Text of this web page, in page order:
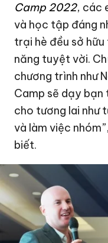
Camp 2022, các
và học tập đáng
trại hè đều sở
năng tuyệt vời.
chương trình như
Camp sẽ dạy
cho tương lai như
và làm việc
biết.